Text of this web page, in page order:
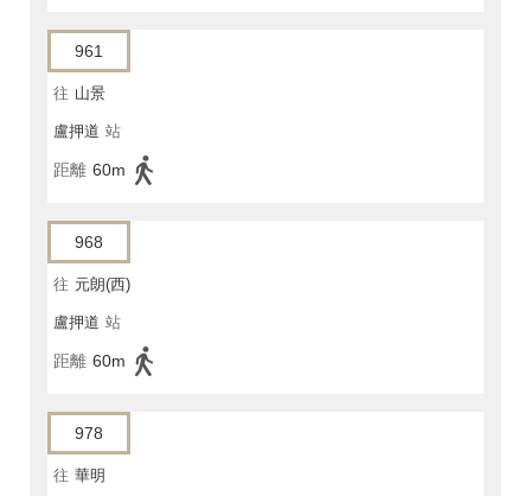
961
往 山景
盧押道 站
距離 60m
968
往 元朗(西)
盧押道 站
距離 60m
978
往 華明